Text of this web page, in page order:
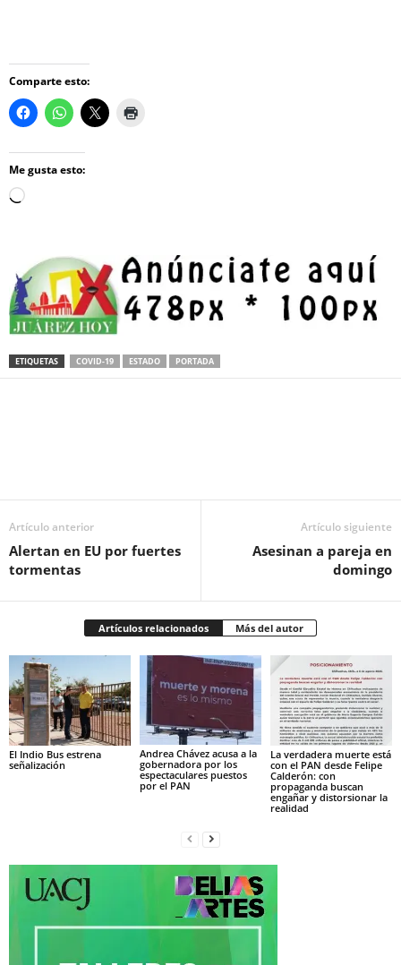
Comparte esto:
Me gusta esto:
Loading…
ETIQUETAS COVID-19 ESTADO PORTADA
Artículo anterior
Alertan en EU por fuertes
tormentas
Artículo siguiente
Asesinan a pareja en
domingo
Artículos relacionados Más del autor
El Indio Bus estrena
señalización
Andrea Chávez acusa a la
gobernadora por los
espectaculares puestos
por el PAN
La verdadera muerte está
con el PAN desde Felipe
Calderón: con
propaganda buscan
engañar y distorsionar la
realidad